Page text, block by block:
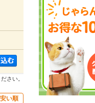
さい。
い順